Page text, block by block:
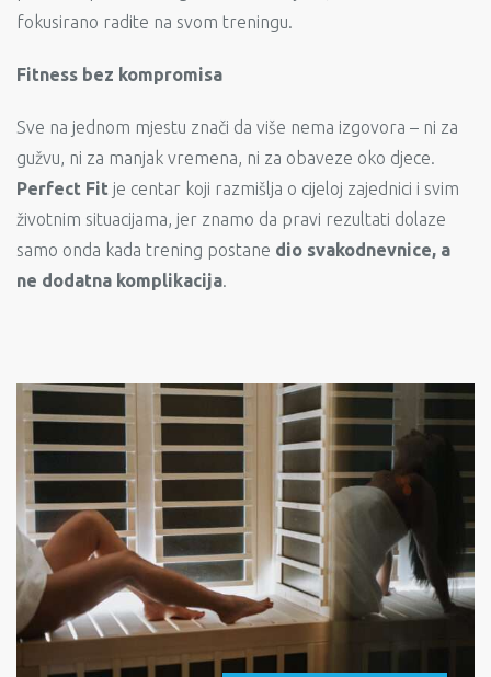
fokusirano radite na svom treningu.
Fitness bez kompromisa
Sve na jednom mjestu znači da više nema izgovora – ni za
gužvu, ni za manjak vremena, ni za obaveze oko djece.
Perfect Fit je centar koji razmišlja o cijeloj zajednici i svim
životnim situacijama, jer znamo da pravi rezultati dolaze
samo onda kada trening postane dio svakodnevnice, a
ne dodatna komplikacija.